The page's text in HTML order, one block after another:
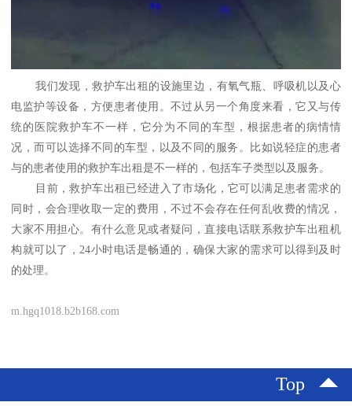
我们发现，救护车出租的设施里边，有氧气瓶、呼吸机以及心
电监护等设备，方便患者使用。不过从另一个角度来看，它又与传
统的医院救护车不一样，它分为不同的车型，根据患者的病情情
况，而可以选择不同的车型，以及不同的服务。比如说轻症的患者
与的患者使用的救护车出租是不一样的，包括车子类型以及服务。
目前，救护车出租已经进入了市场化，它可以满足患者需求的
同时，会合理收取一定的费用，不过不会存在任何乱收费的情况，
大家不用担心。有什么意见或者疑问，直接电话联系救护车出租机
构就可以了，24小时电话是畅通的，确保大家的需求可以得到及时
的处理。
m.hgq1018.b2b168.com
Top